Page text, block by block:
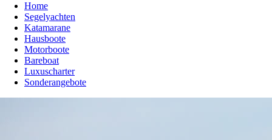
Home
Segelyachten
Katamarane
Hausboote
Motorboote
Bareboat
Luxuscharter
Sonderangebote